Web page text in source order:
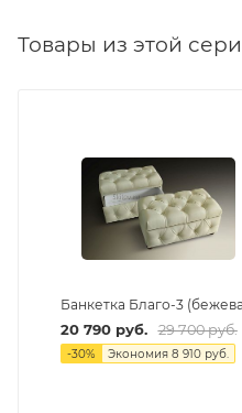
Товары из этой
Банкетка Благо-3
20 790руб. 29 700руб.
-30% Экономия 8 910руб.